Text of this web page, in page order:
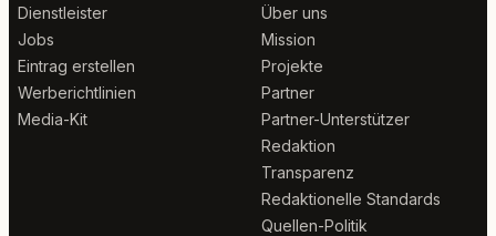
Dienstleister
Jobs
Eintrag erstellen
Werberichtlinien
Media-Kit
Über uns
Mission
Projekte
Partner
Partner-Unterstützer
Redaktion
Transparenz
Redaktionelle Standards
Quellen-Politik